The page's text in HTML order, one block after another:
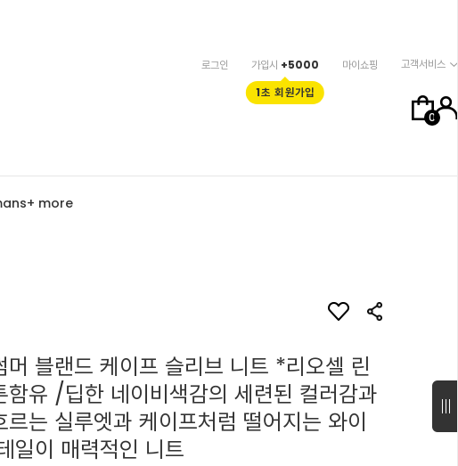
0
로그인 가입시 +5000
1초 회원가입
마이쇼핑 고객서비스
+ more
머 블랜드 케이프 슬리브 니트 *리오셀 린
함유 /딥한 네이비색감의 세련된 컬러감과
르는 실루엣과 케이프처럼 떨어지는 와이
일이 매력적인 니트